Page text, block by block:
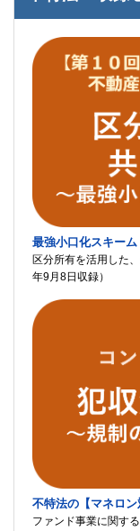
最強小口化スキーム
区分所有を活用した
年9月8日収録）
不特法の【マネロン
ファンド事業に関す